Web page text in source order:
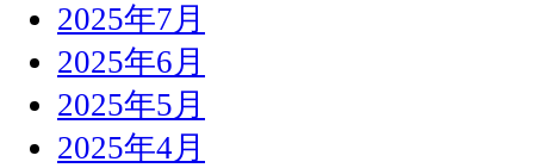
2025年7月
2025年6月
2025年5月
2025年4月